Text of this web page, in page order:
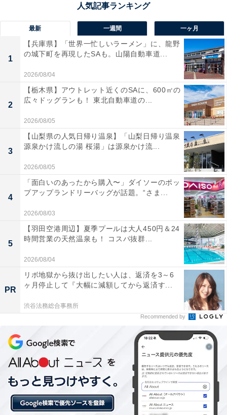
JR側の改札から東武線への案内が見えます
JRの亀戸駅と東武線の亀戸駅はほぼ隣接。JR側の改札を
「スターバックス」は店外テラス席もあります
JR〜東武の通路には「スターバックスコーヒー」や「成
城石井」などがあります。特にスターバックスは駅を出
てちょっと休憩したり、作業をしたりするのにちょうど
良さそうです。
最新 一週間 一ヶ月
1
【兵庫県】「世界一忙しいラーメン」に、龍野
の城下町を再現したSAも。山陽自動車道...
2026/08/04
2
【栃木県】アウトレット近くのSAに、600㎡の
広々ドッグランも！ 東北自動車道の...
2026/08/05
3
【山梨県の人気日帰り温泉】「山梨日帰り温泉
源泉かけ流しの湯 桜湯」は源泉かけ流...
2026/08/05
4
「面白いのあったから購入〜」ダイソーのポッ
プアップランドリーバッグが話題。“さま...
2026/08/03
5
【羽田空港周辺】夏季プールは大人450円＆24
時間営業の天然温泉も！ コスパ抜群...
2026/08/04
PR
リボ地獄から抜け出したい人は、返済を3～6
ヶ月停止して『大幅に減額してから返済す...
渋谷法務総合事務所
Recommended by